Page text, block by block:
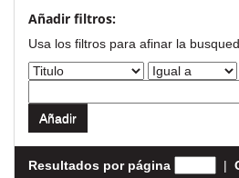
Añadir filtros:
Usa los filtros para afinar la
Resultados por página |